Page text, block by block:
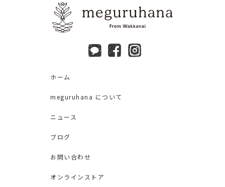
ホーム
meguruhana について
ニュース
ブログ
お問い合わせ
オンラインストア